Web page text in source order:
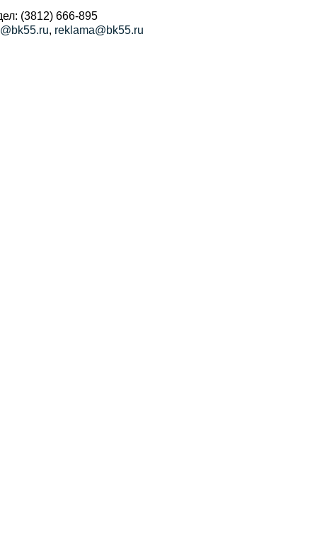
(3812) 666-895
, reklama@bk55.ru